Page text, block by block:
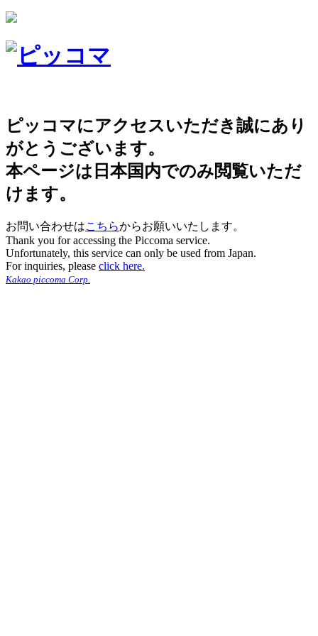
ピッコマにアクセスいただき誠にあり
がとうございます。
本ページは日本国内でのみ閲覧いただ
けます。
お問い合わせはこちらからお願いいたします。
Thank you for accessing the Piccoma service.
Unfortunately, this service can only be used from Japan.
For inquiries, please click here.
Kakao piccoma Corp.